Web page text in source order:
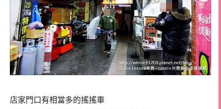
店家門口有相當多的搖搖車